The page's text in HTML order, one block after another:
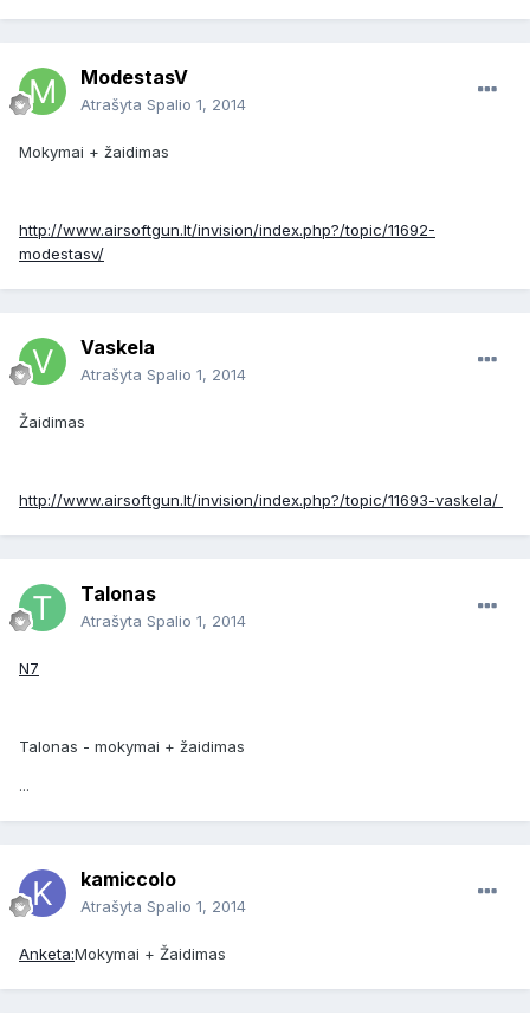
ModestasV
Atrašyta Spalio 1, 2014
Mokymai + žaidimas
http://www.airsoftgun.lt/invision/index.php?/topic/11692-
modestasv/
Vaskela
Atrašyta Spalio 1, 2014
Žaidimas
http://www.airsoftgun.lt/invision/index.php?/topic/11693-vaskela/
Talonas
Atrašyta Spalio 1, 2014
N7
Talonas - mokymai + žaidimas
...
kamiccolo
Atrašyta Spalio 1, 2014
Anketa:Mokymai + Žaidimas